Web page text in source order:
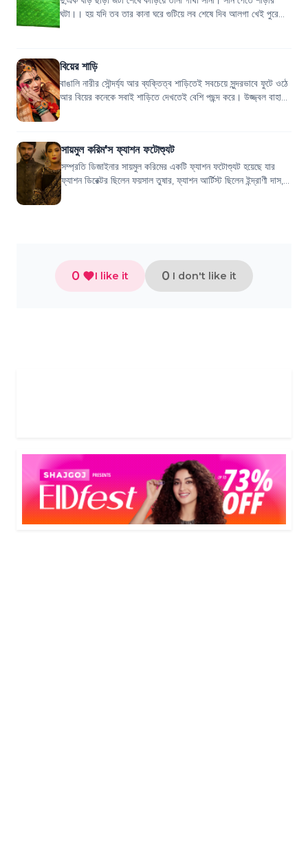
ঘটা।। হয় যদি তব তার কানা ঘরে গুটিয়ে লব শেষে দিব আলগা খেই পুরে
বিয়ের শাড়ি
বাঙালি নারীর সৌন্দর্য্য আর ব্যক্তিত্ব শাড়িতেই সবচেয়ে সুন্দরভাবে ফুটে ওঠে
আর বিয়ের কনেকে সবাই শাড়িতে দেখতেই বেশি পছন্দ করে। উজ্জ্বল বাহারি
রঙ আর কারুকা...
সায়মুল করিম'স ফ্যাশন ফটোশ্যুট
সম্প্রতি ডিজাইনার সায়মুল করিমের একটি ফ্যাশন ফটোশ্যুট হয়েছে যার
ফ্যাশন ডিরেক্টর ছিলেন ফয়সাল তুষার, ফ্যাশন আর্টিস্ট ছিলেন ইন্দ্রাণী দাস,
0 I like it 0 I don't like it